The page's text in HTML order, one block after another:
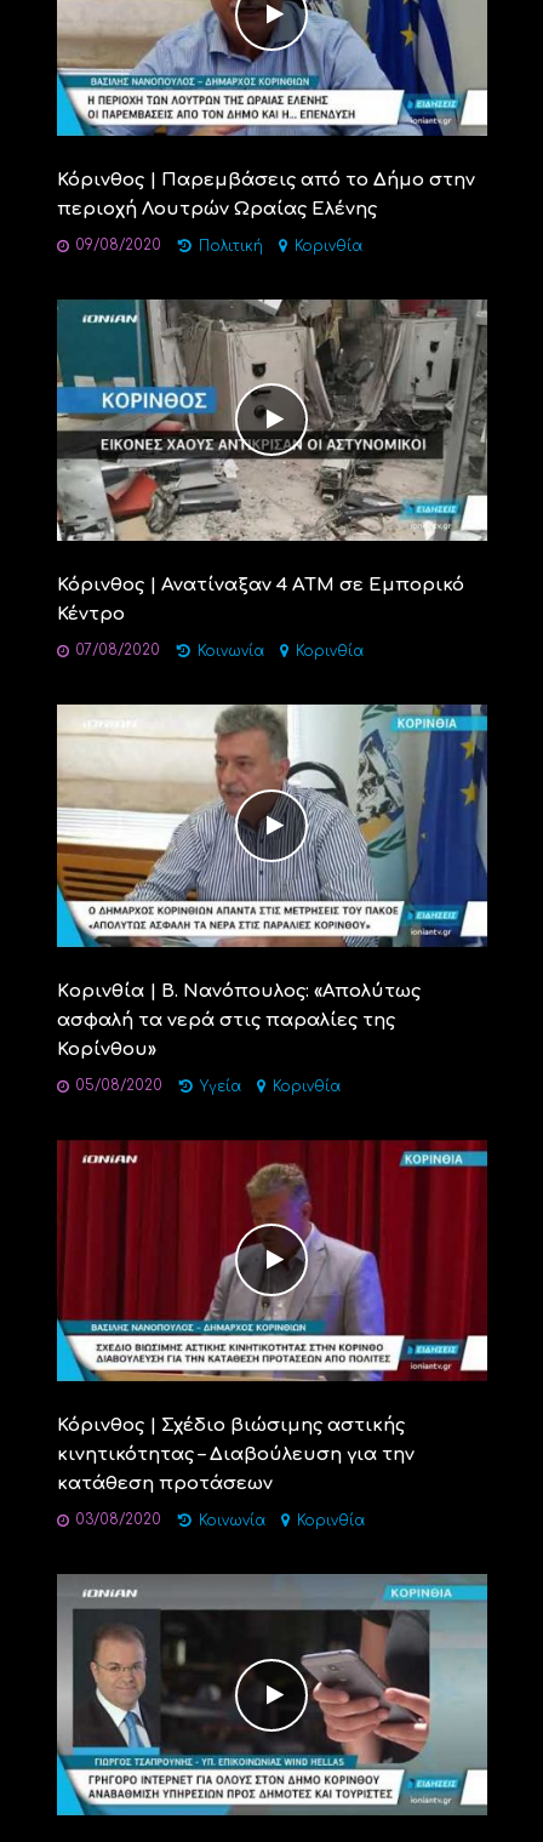
Κόρινθος | Παρεμβάσεις από το Δήμο στην
περιοχή Λουτρών Ωραίας Ελένης
09/08/2020 Πολιτική Κορινθία
Κόρινθος | Ανατίναξαν 4 ΑΤΜ σε Εμπορικό
Κέντρο
07/08/2020 Κοινωνία Κορινθία
Kορινθία | Β. Νανόπουλος: «Απολύτως
ασφαλή τα νερά στις παραλίες της
Κορίνθου»
05/08/2020 Υγεία Κορινθία
Κόρινθος | Σχέδιο βιώσιμης αστικής
κινητικότητας – Διαβούλευση για την
κατάθεση προτάσεων
03/08/2020 Κοινωνία Κορινθία